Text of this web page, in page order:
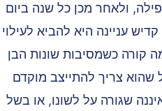
תפילה, ולאחר מכן כל שנה ביום
עניינה היא להביא לעילוי
כשמסיבות שונות הבן
צריך להתייצב מוקדם
שגורה על לשונו, או בשל